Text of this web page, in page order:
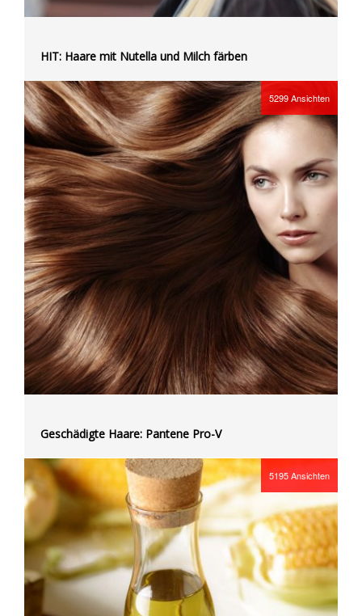
HIT: Haare mit Nutella und Milch färben
5299Ansichten
Geschädigte Haare: Pantene Pro-V
5195Ansichten